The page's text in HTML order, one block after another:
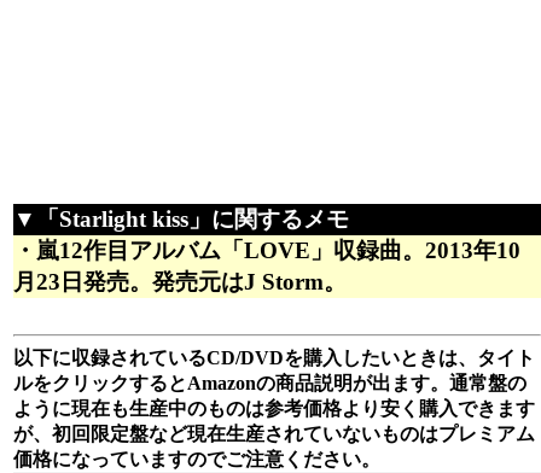
▼「Starlight kiss」に関するメモ
・嵐12作目アルバム「LOVE」収録曲。2013年10
月23日発売。発売元はJ Storm。
以下に収録されているCD/DVDを購入したいときは、タイト
ルをクリックするとAmazonの商品説明が出ます。通常盤の
ように現在も生産中のものは参考価格より安く購入できます
が、初回限定盤など現在生産されていないものはプレミアム
価格になっていますのでご注意ください。